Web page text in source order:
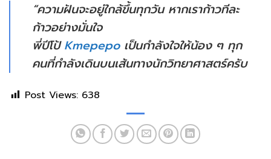
“ความฝันจะอยู่ใกล้ขึ้นทุกวัน หากเราก้าวทีละ
ก้าวอย่างมั่นใจ
พี่ปีโป้Kmepepoเป็นกำลังใจให้น้อง ๆ ทุก
คนที่กำลังเดินบนเส้นทางนักวิทยาศาสตร์ครับ
Post Views: 638